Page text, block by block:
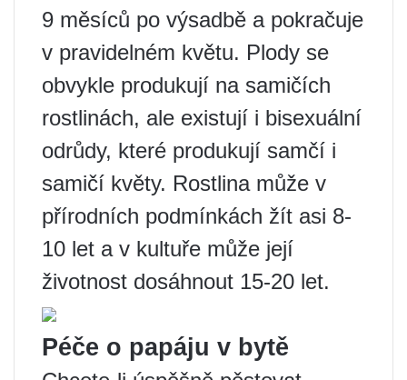
9 měsíců po výsadbě a pokračuje
v pravidelném květu. Plody se
obvykle produkují na samičích
rostlinách, ale existují i ​​bisexuální
odrůdy, které produkují samčí i
samičí květy. Rostlina může v
přírodních podmínkách žít asi 8-
10 let a v kultuře může její
životnost dosáhnout 15-20 let.
Péče o papáju v bytě